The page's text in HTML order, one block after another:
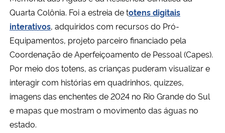
Secretaria de Governo
Gabinete de Segurança Institucional
Advocacia-Geral da União
Banco Central do Brasil
Planalto
Quarta Colônia. Foi a estreia de totens digitais
interativos, adquiridos com recursos do Pró-
Equipamentos, projeto parceiro financiado pela
Coordenação de Aperfeiçoamento de Pessoal (Capes).
Por meio dos totens, as crianças puderam visualizar e
interagir com histórias em quadrinhos, quizzes,
imagens das enchentes de 2024 no Rio Grande do Sul
e mapas que mostram o movimento das águas no
estado.